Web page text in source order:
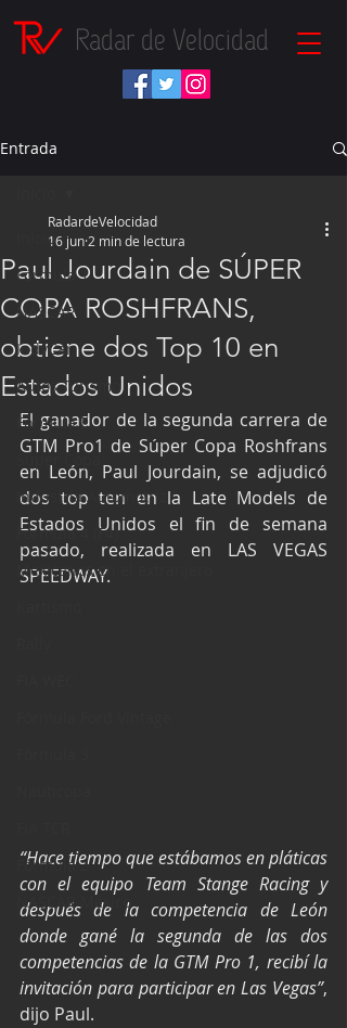
Radar de Velocidad
Entrada
Inicio
Fórmula 1
NASCAR
IndyCar
Autos Turismo
Fórmula E
Súper Copa
Industria Automotriz
Fórmula 4 (F4)
Mexicanos en el extranjero
Fórmula 2
NASCAR México
Paul Jourdain de SÚPER
COPA ROSHFRANS,
obtiene dos Top 10 en
Estados Unidos
RadardeVelocidad
16 jun 2 min de lectura
El ganador de la segunda carrera de
GTM Pro1 de Súper Copa Roshfrans
en León, Paul Jourdain, se adjudicó
dos top ten en la Late Models de
Estados Unidos el fin de semana
pasado, realizada en LAS VEGAS
SPEEDWAY.
“Hace tiempo que estábamos en pláticas
con el equipo Team Stange Racing y
después de la competencia de León
donde gané la segunda de las dos
competencias de la GTM Pro 1, recibí la
invitación para participar en Las Vegas”,
dijo Paul.